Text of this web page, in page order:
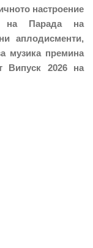
настроение
на Парада на
аплодисменти,
музика премина
Випуск 2026 на